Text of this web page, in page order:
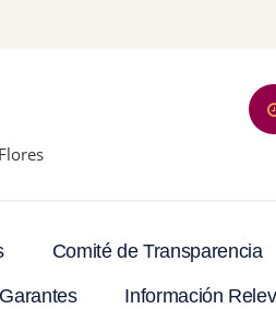
Comité de Transparencia
Información